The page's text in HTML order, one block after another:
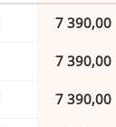
7 390,00
7 390,00
7 390,00